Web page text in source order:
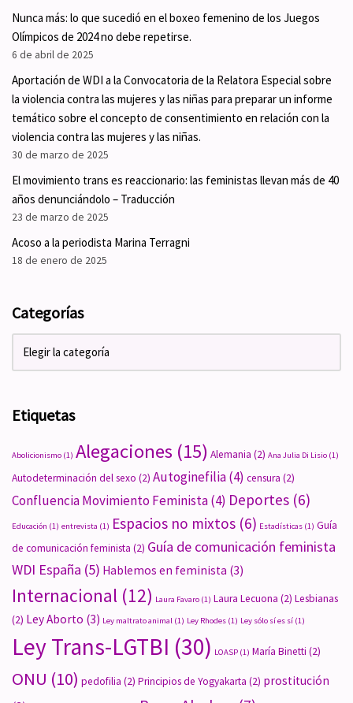
Nunca más: lo que sucedió en el boxeo femenino de los Juegos
Olímpicos de 2024 no debe repetirse.
6 de abril de 2025
Aportación de WDI a la Convocatoria de la Relatora Especial sobre
la violencia contra las mujeres y las niñas para preparar un informe
temático sobre el concepto de consentimiento en relación con la
violencia contra las mujeres y las niñas.
30 de marzo de 2025
El movimiento trans es reaccionario: las feministas llevan más de 40
años denunciándolo – Traducción
23 de marzo de 2025
Acoso a la periodista Marina Terragni
18 de enero de 2025
Categorías
Etiquetas
Abolicionismo (1) Alegaciones (15) Alemania (2) Ana Julia Di Lisio (1)
Autodeterminación del sexo (2) Autoginefilia(4) censura (2)
Confluencia Movimiento Feminista(4) Deportes (6)
Educación (1) entrevista (1) Espacios no mixtos (6) Estadísticas (1) Guía
de comunicación feminista (2) Guía de comunicación feminista
WDI España (5) Hablemos en feminista (3)
Internacional (12) Laura Favaro (1) Laura Lecuona (2) Lesbianas
(2) Ley Aborto (3) Ley maltrato animal (1) Ley Rhodes (1) Ley sólo sí es sí (1)
Ley Trans-LGTBI (30) LOASP (1) María Binetti (2)
ONU (10) pedofilia (2) Principios de Yogyakarta (2) prostitución